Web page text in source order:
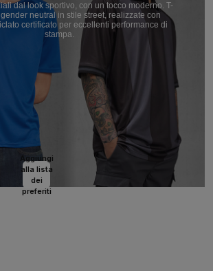
dal look sportivo, con un tocco moderno. T-
neutral in stile street, realizzate con
certificato per eccellenti performance di
stampa.
Aggiungi
alla lista
dei
preferiti